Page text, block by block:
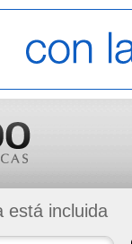
está incluida